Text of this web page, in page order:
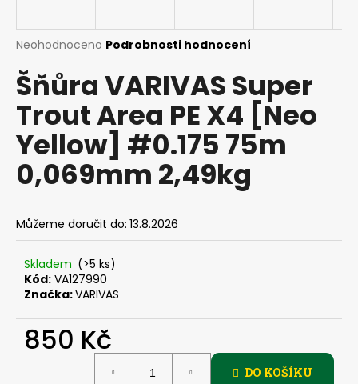
Průměrné
produktu
je
0,0
5
hvězdiček.
Neohodnoceno Podrobnosti hodnocení
Šňůra VARIVAS Super
Trout Area PE X4 [Neo
Yellow] #0.175 75m
0,069mm 2,49kg
Můžeme doručit do: 13.8.2026
Skladem (>5 ks)
Kód: VA127990
Značka:VARIVAS
850 Kč
DO KOŠÍKU
j
t
?
HLEDAT
D
o
p
r
u